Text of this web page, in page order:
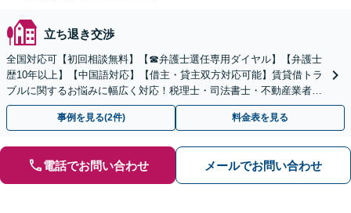
立ち退き交渉
全国対応可【初回相談無料】【☎︎弁護士選任専用ダイヤル】【弁護士
歴10年以上】【中国語対応】【借主・貸主双方対応可能】賃貸借トラ
ブルに関するお悩みに幅広く対応！税理士・司法書士・不動産業者と
の連携でスムーズに解決します【新御茶ノ水駅1分】
事例を見る(2件) 料金表を見る
電話でお問い合わせ メールでお問い合わせ